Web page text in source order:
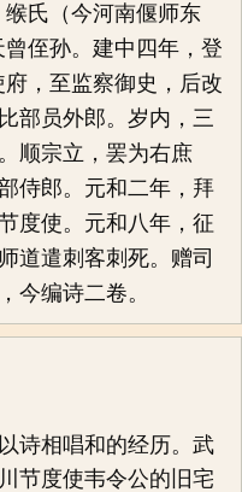
氏（今河南偃师东
侄孙。建中四年，登
，至监察御史，后改
部员外郎。岁内，三
顺宗立，罢为右庶
侍郎。元和二年，拜
度使。元和八年，征
道遣刺客刺死。赠司
今编诗二卷。
诗相唱和的经历。武
节度使韦令公的旧宅